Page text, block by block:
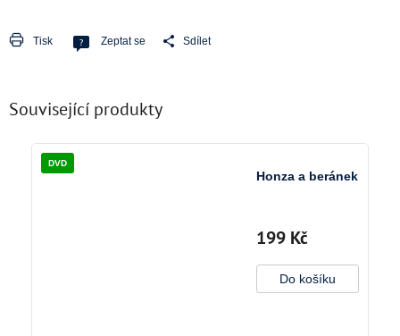
Tisk Zeptat se Sdílet
Související produkty
DVD
Honza a beránek
199 Kč
Do košíku